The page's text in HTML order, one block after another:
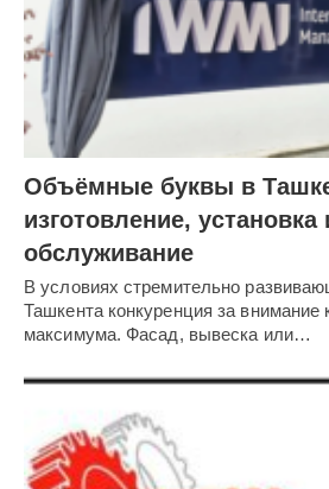
Объёмные буквы в
изготовление, установка
обслуживание
В условиях стремительно
Ташкента конкуренция за внимание
максимума. Фасад, вывеска или…